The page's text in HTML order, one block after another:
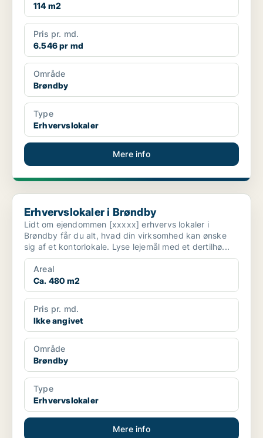
114 m2
Pris pr. md.
6.546 pr md
Område
Brøndby
Type
Erhvervslokaler
Mere info
Erhvervslokaler i Brøndby
Erhvervslokaler i Brøndby
Lidt om ejendommen [xxxxx] erhvervs lokaler i
Brøndby får du alt, hvad din virksomhed kan ønske
sig af et kontorlokale. Lyse lejemål med et dertilhø...
Areal
Ca. 480 m2
Pris pr. md.
Ikke angivet
Område
Brøndby
Type
Erhvervslokaler
Mere info